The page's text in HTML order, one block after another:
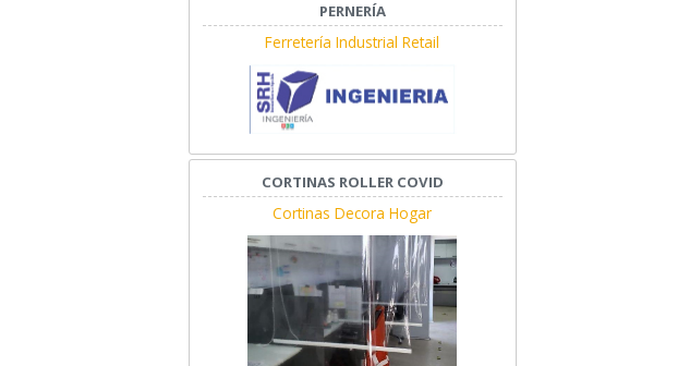
PERNERÍA
Ferretería Industrial Retail
CORTINAS ROLLER COVID
Cortinas Decora Hogar